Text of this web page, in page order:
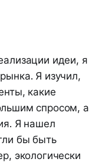
идеи, я
Я изучил,
какие
спросом, а
Я нашел
бы быть
экологически